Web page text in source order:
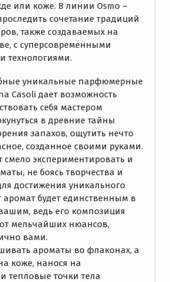
или коже. В линии Osmo –
сочетание традиций
также создаваемых на
с суперсовременными
уникальные парфюмерные
Casoli дает возможность
себя мастером
в древние тайны
запахов, ощутить нечто
созданное своими руками.
смело экспериментировать и
не боясь творчества и
достижения уникального
аромат будет единственным в
ведь его композиция
от мельчайших нюансов,
вами.
ароматы во флаконах, а
коже, нанося на
тепловые точки тела